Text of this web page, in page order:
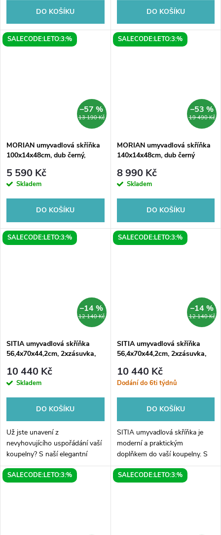
DO KOŠÍKU DO KOŠÍKU
SALECODE:LETO:3:%
13 190 Kč
–57 %
MORIAN umyvadlová skříňka
100x14x48cm, dub černý,
5 590 Kč
Skladem
DO KOŠÍKU
SALECODE:LETO:3:%
19 490 Kč
–53 %
MORIAN umyvadlová skříňka
140x14x48cm, dub černý
8 990 Kč
Skladem
DO KOŠÍKU
SALECODE:LETO:3:%
12 140 Kč
–14 %
SITIA umyvadlová skříňka
56,4x70x44,2cm, 2xzásuvka,
10 440 Kč
Skladem
DO KOŠÍKU
Už jste unavení z
nevyhovujícího uspořádání vaší
koupelny? S naší elegantní
umyvadlovou skřínkou SITIA v
borovici rustik se ukrývá řešení!
SALECODE:LETO:3:%
12 140 Kč
–14 %
SITIA umyvadlová skříňka
56,4x70x44,2cm, 2xzásuvka,
10 440 Kč
Dodání do 6ti týdnů
DO KOŠÍKU
SITIA umyvadlová skříňka je
moderní a praktickým
doplňkem do vaší koupelny. S
rozměry 56,4x70x44,2cm se
snadno vejde do menších i
SALECODE:LETO:3:% SALECODE:LETO:3:%